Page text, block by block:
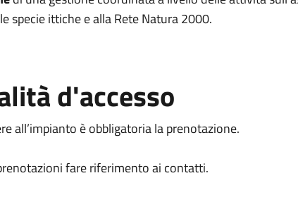
specie ittiche e alla Rete Natura 2000.
d'accesso
all’impianto è obbligatoria la prenotazione.
fare riferimento ai contatti.